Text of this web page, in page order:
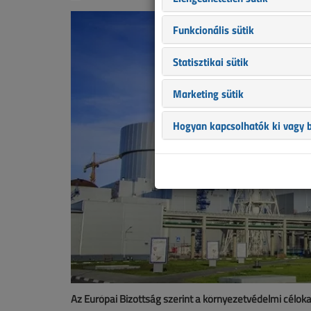
Az Európai Bizottság szerint a környezetvédelmi
Funkcionális sütik
Statisztikai sütik
Marketing sütik
Hogyan kapcsolhatók ki vagy